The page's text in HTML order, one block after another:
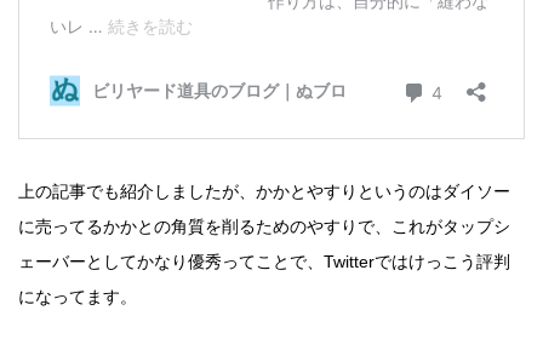
上の記事でも紹介しましたが、かかとやすりというのはダイソー
に売ってるかかとの角質を削るためのやすりで、これがタップシ
ェーバーとしてかなり優秀ってことで、Twitterではけっこう評判
になってます。